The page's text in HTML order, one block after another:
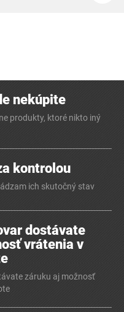
nekúpite
produkty, ktoré nikto iný
kontrolou
ich skutočný stav
dostávate
vrátenia v
záruku aj možnosť